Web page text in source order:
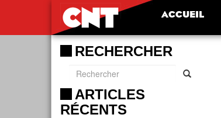
ACCUEIL
RECHERCHER
ARTICLES
RÉCENTS